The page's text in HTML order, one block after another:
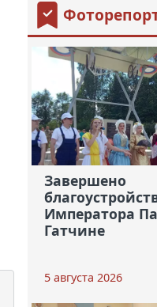
Завершено
Императора
Гатчине
5 августа 2026